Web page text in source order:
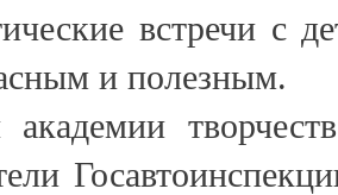
встречи с
и полезным.
академии